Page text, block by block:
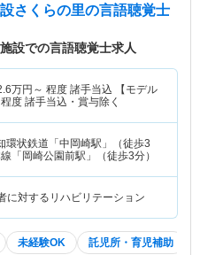
さくらの里の言語聴覚士
設での言語聴覚士求人
万円～ 程度 諸手当込 【モデル
程度 諸手当込・賞与除く
環状鉄道「中岡崎駅」（徒歩3
「岡崎公園前駅」（徒歩3分）
に対するリハビリテーション
未経験OK 託児所・育児補助